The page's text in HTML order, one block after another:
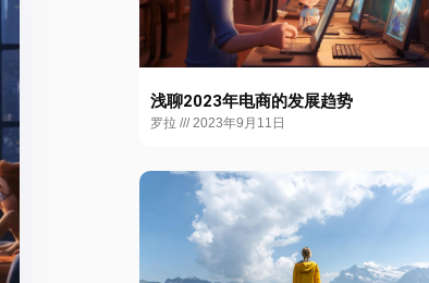
浅聊2023年电商的发展趋势
罗拉 2023年9月11日